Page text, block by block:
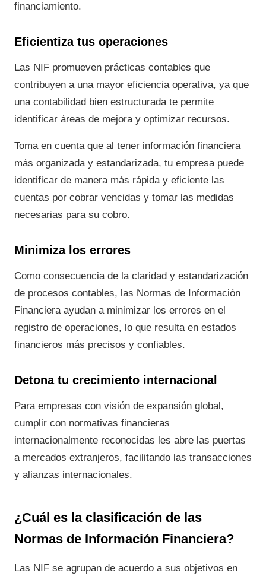
financiamiento.
Eficientiza tus operaciones
Las NIF promueven prácticas contables que
contribuyen a una mayor eficiencia operativa, ya que
una contabilidad bien estructurada te permite
identificar áreas de mejora y optimizar recursos.
Toma en cuenta que al tener información financiera
más organizada y estandarizada, tu empresa puede
identificar de manera más rápida y eficiente las
cuentas por cobrar vencidas y tomar las medidas
necesarias para su cobro.
Minimiza los errores
Como consecuencia de la claridad y estandarización
de procesos contables, las Normas de Información
Financiera ayudan a minimizar los errores en el
registro de operaciones, lo que resulta en estados
financieros más precisos y confiables.
Detona tu crecimiento internacional
Para empresas con visión de expansión global,
cumplir con normativas financieras
internacionalmente reconocidas les abre las puertas
a mercados extranjeros, facilitando las transacciones
y alianzas internacionales.
¿Cuál es la clasificación de las
Normas de Información Financiera?
Las NIF se agrupan de acuerdo a sus objetivos en